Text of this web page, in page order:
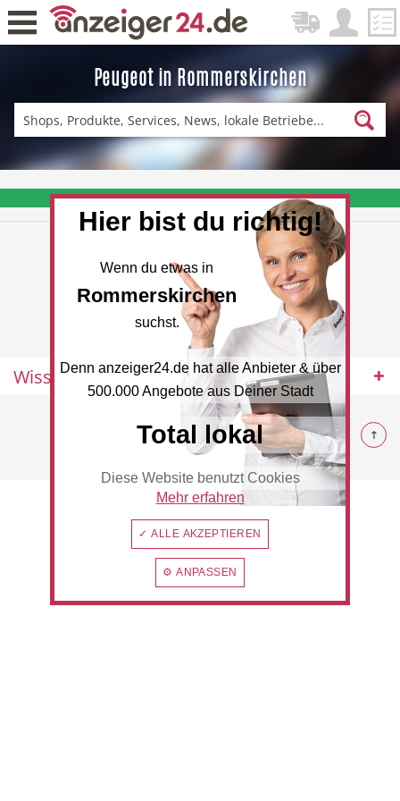
Peugeot in Rommerskirchen
Zurück
Fitness & Sport Einkaufen
News
Restaurant Hotel
Beauty & Wellness Auto
Handwerk Sport & Freizeit
❤️ Aktuelle Angebote & Prospekte per Newsletter erhalten
Wissenswertes
© 2026 Rommerskirchen
Hier bist du richtig!
Wenn du etwas in
Rommerskirchen
suchst.
Denn anzeiger24.de hat alle Anbieter & über
500.000 Angebote aus Deiner Stadt
Total lokal
Diese Website benutzt Cookies
Mehr erfahren
✓ ALLE AKZEPTIEREN
⚙ ANPASSEN